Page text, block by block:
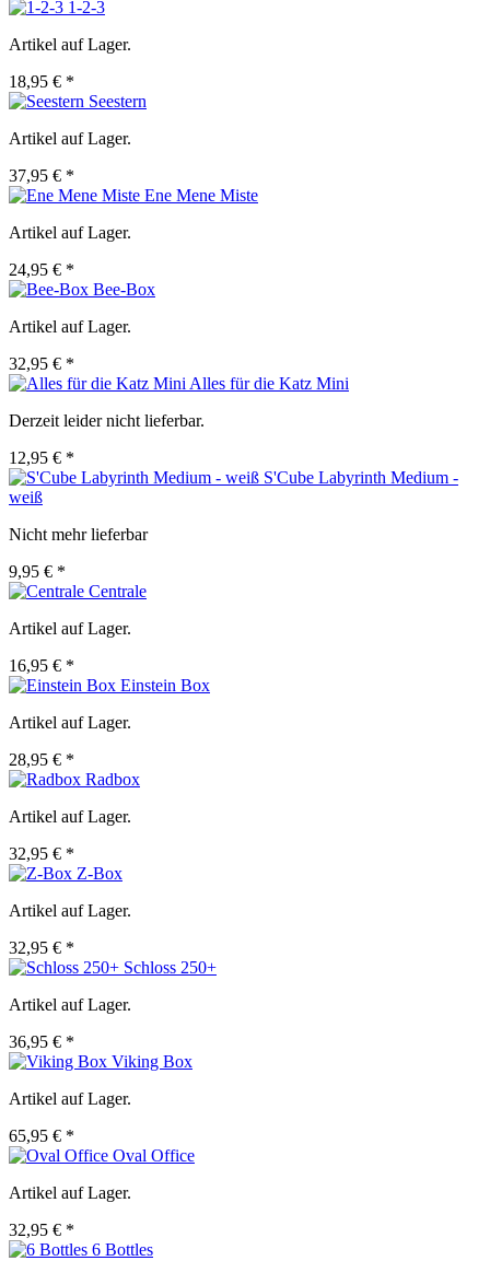
1-2-3
Artikel auf Lager.
18,95 € *
Seestern
Artikel auf Lager.
37,95 € *
Ene Mene Miste
Artikel auf Lager.
24,95 € *
Bee-Box
Artikel auf Lager.
32,95 € *
Alles für die Katz Mini
Derzeit leider nicht lieferbar.
12,95 € *
S'Cube Labyrinth Medium -
weiß
Nicht mehr lieferbar
9,95 € *
Centrale
Artikel auf Lager.
16,95 € *
Einstein Box
Artikel auf Lager.
28,95 € *
Radbox
Artikel auf Lager.
32,95 € *
Z-Box
Artikel auf Lager.
32,95 € *
Schloss 250+
Artikel auf Lager.
36,95 € *
Viking Box
Artikel auf Lager.
65,95 € *
Oval Office
Artikel auf Lager.
32,95 € *
6 Bottles